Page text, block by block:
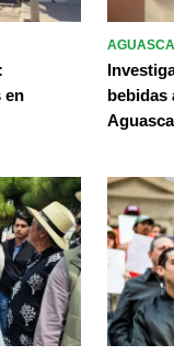
en
bebidas